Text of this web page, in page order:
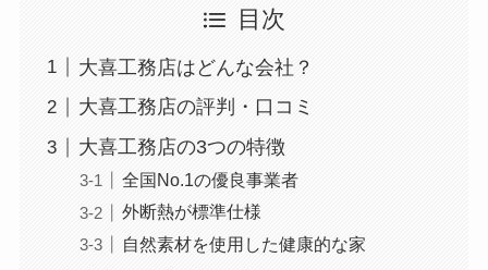
目次
大喜工務店はどんな会社？
大喜工務店の評判・口コミ
大喜工務店の3つの特徴
全国No.1の優良事業者
外断熱が標準仕様
自然素材を使用した健康的な家